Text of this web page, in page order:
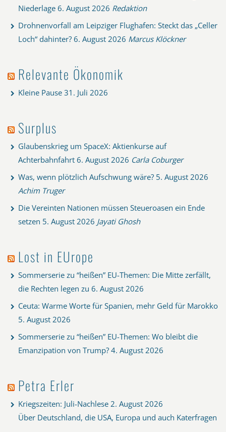
Niederlage 6. August 2026 Redaktion
Drohnenvorfall am Leipziger Flughafen: Steckt das „Celler
Loch“ dahinter? 6. August 2026 Marcus Klöckner
Relevante Ökonomik
Kleine Pause 31. Juli 2026
Surplus
Glaubenskrieg um SpaceX: Aktienkurse auf
Achterbahnfahrt 6. August 2026 Carla Coburger
Was, wenn plötzlich Aufschwung wäre? 5. August 2026
Achim Truger
Die Vereinten Nationen müssen Steueroasen ein Ende
setzen 5. August 2026 Jayati Ghosh
Lost in EUrope
Sommerserie zu “heißen” EU-Themen: Die Mitte zerfällt,
die Rechten legen zu 6. August 2026
Ceuta: Warme Worte für Spanien, mehr Geld für Marokko
5. August 2026
Sommerserie zu “heißen” EU-Themen: Wo bleibt die
Emanzipation von Trump? 4. August 2026
Petra Erler
Kriegszeiten: Juli-Nachlese 2. August 2026
Über Deutschland, die USA, Europa und auch Katerfragen